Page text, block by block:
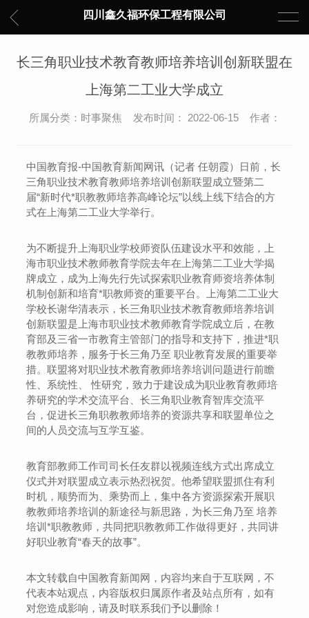
四川鑫久福环保工程有限公司
长三角职业技术教育教师培养培训创新联盟在
上海第二工业大学成立
所属分类：时事聚焦 发布时间： 2022-06-15 作者：
中国教育报-中国教育新闻网讯（记者 任朝霞）日前，长
三角职业技术教育教师培养培训创新联盟成立暨第二
届“新时代*职教教师培养高峰论坛”以线上线下结合的方
式在上海第二工业大学举行。
为不断提升上海职业学校师资队伍建设水平和效能，上
海市职业技术教师教育学院去年在上海第二工业大学揭
牌成立，成为上海先行先试探索职业教育师资培养体制
机制创新和培育*职教师资的重要平台。上海第二工业大
学校长谢华清表示，长三角职业技术教育教师培养培训
创新联盟是上海市职业技术教师教育学院成立后，在教
育部及三省一市教育主管部门的指导和支持下，推进*职
教教师培养，服务于长三角乃至 职业教育发展的重要举
措。联盟将对职业技术教育教师培养培训问题进行前瞻
性、系统性、 性研究，致力于建设成为职业教育教师培
养研究的学术交流平台、长三角职业教育智库交流平
台，促进长三角职教教师培养的资源共享和联盟单位之
间的人员交流与互学互鉴。
教育部教师工作司司长任友群以视频连线方式出席成立
仪式并对联盟成立表示热烈祝贺。他希望联盟抓住有利
时机，顺势而为、乘势而上，集中各方资源探索开展职
教教师培养培训的新途径与新思路，为长三角乃至 培养
培训*职教教师，共同把职教教师工作做得更好，共同讲
好职业教育“春天的故事”。
本文转载自中国教育新闻网，内容均来自于互联网，不
代表本站观点，内容版权归属原作者及站点所有，如有
对您造成影响，请及时联系我们予以删除！